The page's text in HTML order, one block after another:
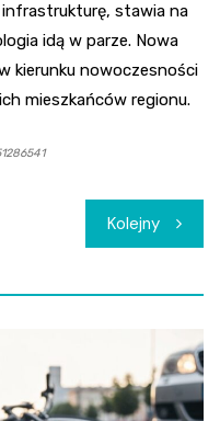
infrastrukturę, stawia na
idą w parze. Nowa
kierunku nowoczesności
mieszkańców regionu.
Kolejny